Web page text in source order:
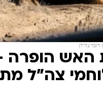
דובר צה״ל)
הופרה -
צה"ל